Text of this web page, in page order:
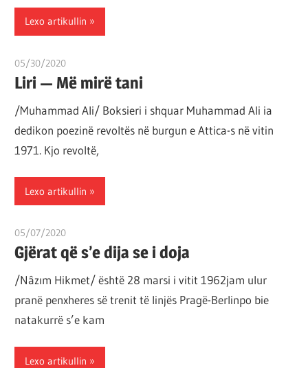
është
ta
shndërrosh
atë.
Lexo artikullin
05/30/2020
Liri — Më mirë tani
/Muhammad Ali/ Boksieri i shquar Muhammad Ali ia
dedikon poezinë revoltës në burgun e Attica-s në vitin
1971. Kjo revoltë,
Lexo artikullin
05/07/2020
Gjërat që s’e dija se i doja
/Nâzım Hikmet/ është 28 marsi i vitit 1962jam ulur
pranë penxheres së trenit të linjës Pragë-Berlinpo bie
natakurrë s’e kam
Lexo artikullin